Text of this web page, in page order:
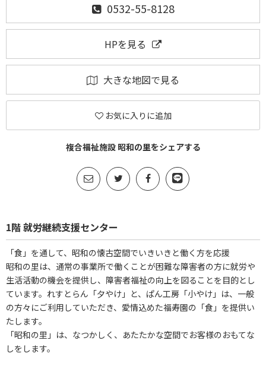
0532-55-8128
HPを見る
大きな地図で見る
お気に入りに追加
複合福祉施設 昭和の里をシェアする
1階 就労継続支援センター
「食」を通して、昭和の懐古空間でいきいきと働く方を応援
昭和の里は、通常の事業所で働くことが困難な障害者の方に就労や
生活活動の機会を提供し、障害者福祉の向上を図ることを目的とし
ています。れすとらん「夕やけ」と、ぱん工房「小やけ」は、一般
の方々にご利用していただき、愛情込めた福寿園の「食」を提供い
たします。
「昭和の里」は、なつかしく、あたたかな空間でお客様のおもてな
しをします。